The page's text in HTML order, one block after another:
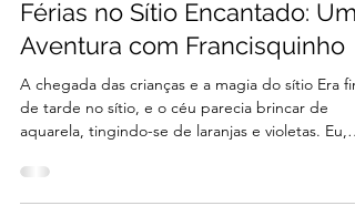
Paulo Roberto Savaris
2 min de leitura
Férias no Sítio Encantado: Uma
Aventura com Francisquinho
A chegada das crianças e a magia do sítio Era fim
de tarde no sítio, e o céu parecia brincar de